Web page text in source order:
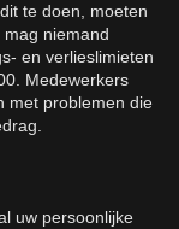
te doen, moeten
niemand
en verlieslimieten
Medewerkers
met problemen die
uw persoonlijke